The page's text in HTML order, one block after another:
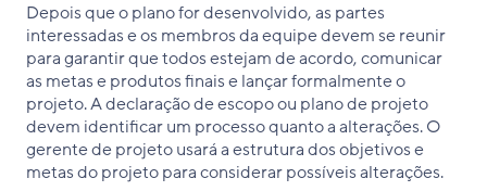
Depois que o plano for desenvolvido, as partes
interessadas e os membros da equipe devem se reunir
para garantir que todos estejam de acordo, comunicar
as metas e produtos finais e lançar formalmente o
projeto. A declaração de escopo ou plano de projeto
devem identificar um processo quanto a alterações. O
gerente de projeto usará a estrutura dos objetivos e
metas do projeto para considerar possíveis alterações.